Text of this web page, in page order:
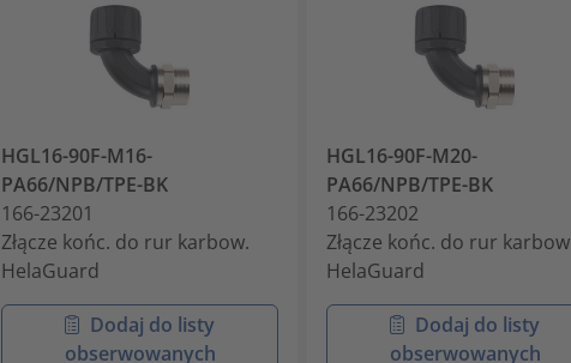
HGL16-90F-M16-
PA66/NPB/TPE-BK
166-23201
Złącze końc. do rur karbow.
HelaGuard
Dodaj do listy
obserwowanych
HGL16-90F-M20-
PA66/NPB/TPE-BK
166-23202
Złącze końc. do rur
HelaGuard
Dodaj do listy
obserwowanych